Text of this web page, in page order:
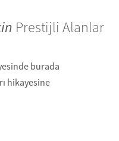
Prestijli Alanlar
burada
hikayesine